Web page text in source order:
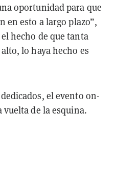
oportunidad para que
en esto a largo plazo”,
hecho de que tanta
lo haya hecho es
el evento on-
vuelta de la esquina.